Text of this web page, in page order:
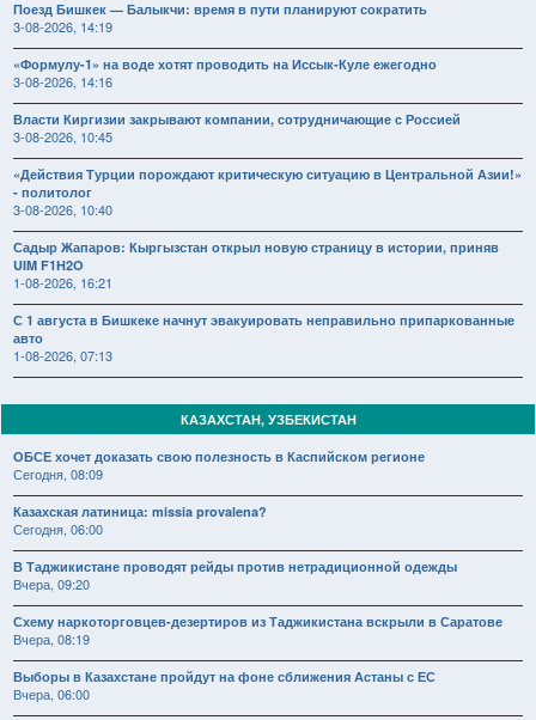
Поезд Бишкек — Балыкчи: время в пути планируют сократить
3-08-2026, 14:19
«Формулу-1» на воде хотят проводить на Иссык-Куле ежегодно
3-08-2026, 14:16
Власти Киргизии закрывают компании, сотрудничающие с Россией
3-08-2026, 10:45
«Действия Турции порождают критическую ситуацию в Центральной Азии!»
- политолог
3-08-2026, 10:40
Садыр Жапаров: Кыргызстан открыл новую страницу в истории, приняв
UIM F1H2O
1-08-2026, 16:21
С 1 августа в Бишкеке начнут эвакуировать неправильно припаркованные
авто
1-08-2026, 07:13
КАЗАХСТАН, УЗБЕКИСТАН
ОБСЕ хочет доказать свою полезность в Каспийском регионе
Сегодня, 08:09
Казахская латиница: missia provalena?
Сегодня, 06:00
В Таджикистане проводят рейды против нетрадиционной одежды
Вчера, 09:20
Схему наркоторговцев-дезертиров из Таджикистана вскрыли в Саратове
Вчера, 08:19
Выборы в Казахстане пройдут на фоне сближения Астаны с ЕС
Вчера, 06:00